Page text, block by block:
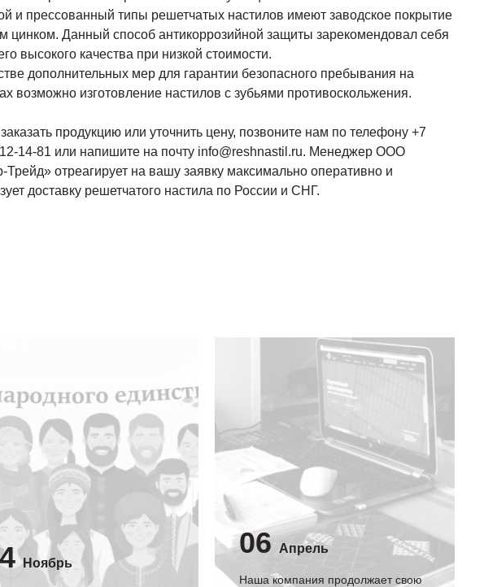
и прессованный типы решетчатых настилов имеют заводское покрытие
цинком. Данный способ антикоррозийной защиты зарекомендовал себя
высокого качества при низкой стоимости.
дополнительных мер для гарантии безопасного пребывания на
возможно изготовление настилов с зубьями противоскольжения.
продукцию или уточнить цену, позвоните нам по телефону +7
14-81 или напишите на почту info@reshnastil.ru. Менеджер ООО
Трейд» отреагирует на вашу заявку максимально оперативно и
доставку решетчатого настила по России и СНГ.
Ноябрь
06 Апрель
Наша компания продолжает свою